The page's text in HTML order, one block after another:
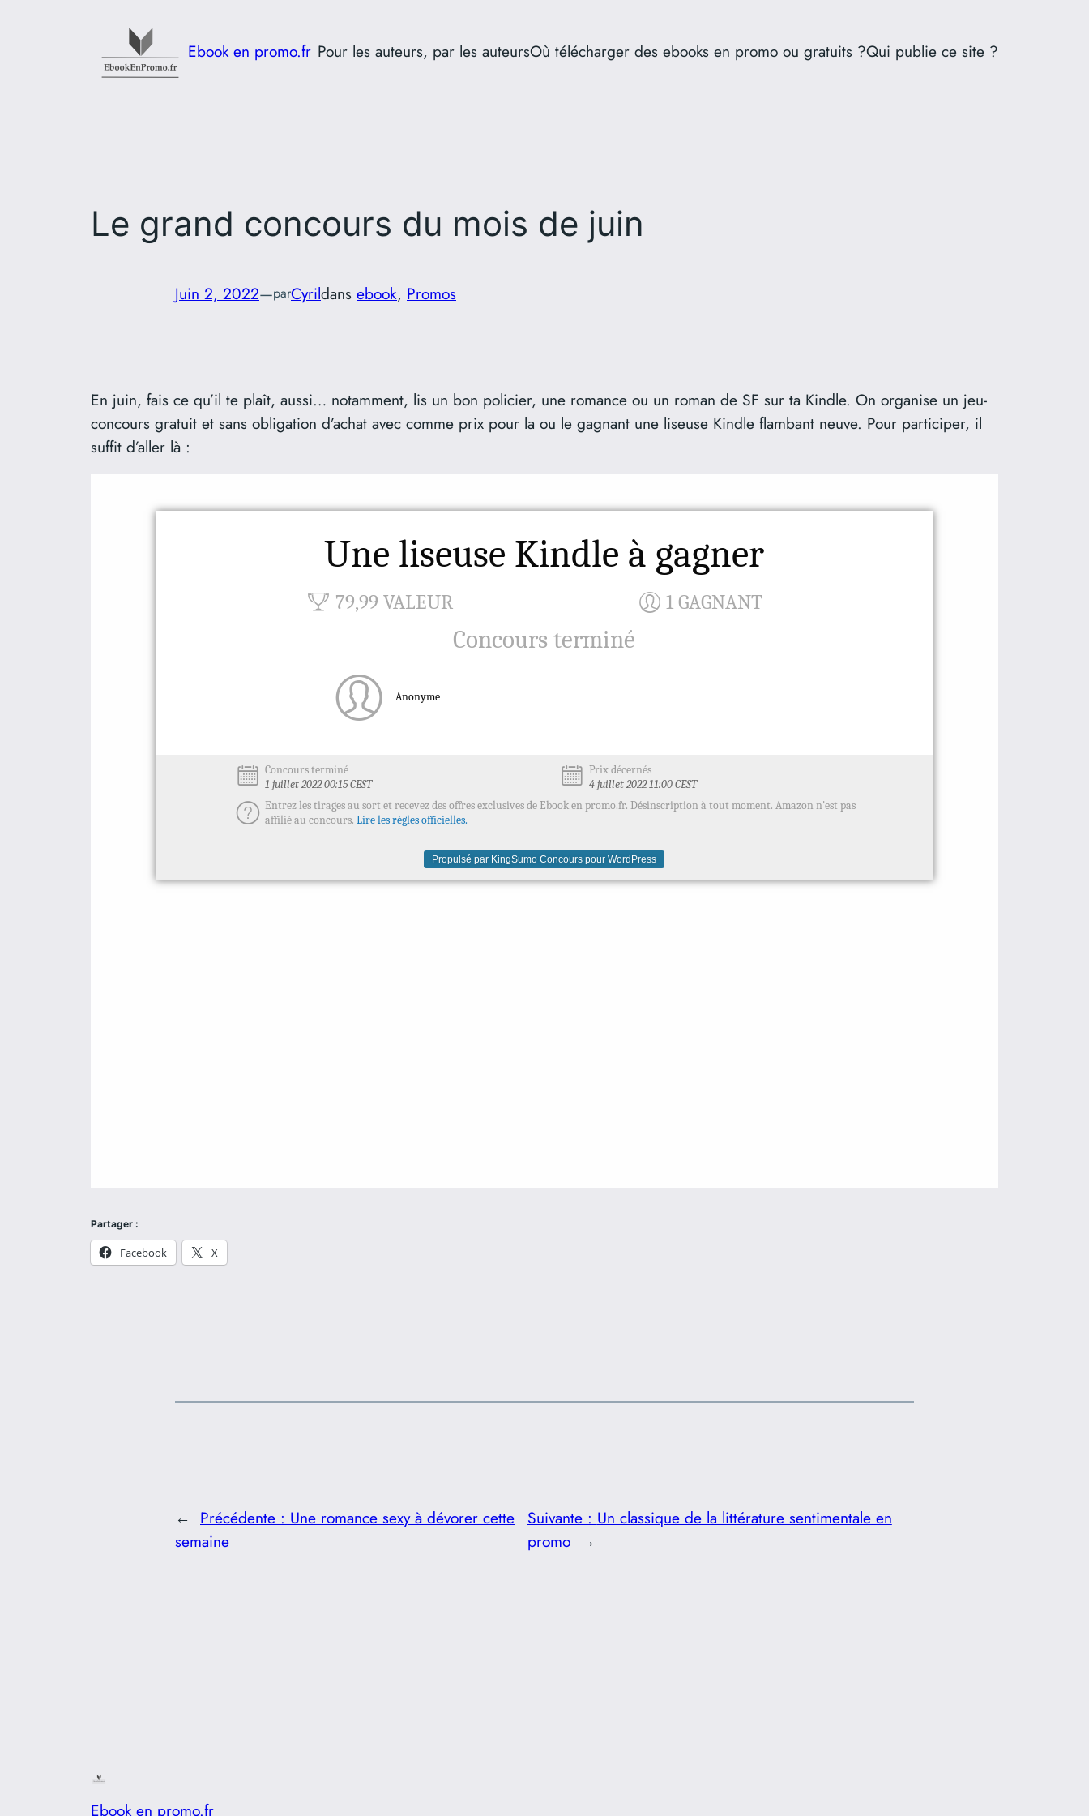
Ebook en promo.fr Pour les auteurs, par les auteursOù télécharger des ebooks en promo ou gratuits ?Qui publie ce site ?
Le grand concours du mois de juin
Juin 2, 2022—parCyrildans ebook, Promos
En juin, fais ce qu’il te plaît, aussi… notamment, lis un bon policier, une romance ou un roman de SF sur ta Kindle. On organise un jeu-
concours gratuit et sans obligation d’achat avec comme prix pour la ou le gagnant une liseuse Kindle flambant neuve. Pour participer, il
suffit d’aller là :
Partager :
Facebook X
← Précédente : Une romance sexy à dévorer cette
semaine
Suivante : Un classique de la littérature sentimentale en
promo →
Ebook en promo.fr